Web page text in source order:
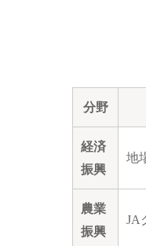
分野
経済
振興
地
農業
振興
JA